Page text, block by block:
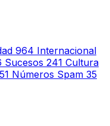
964 Internacional
Sucesos 241 Cultura
51 Números Spam 35